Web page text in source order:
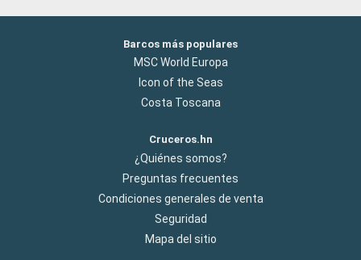
Barcos más populares
MSC World Europa
Icon of the Seas
Costa Toscana
Cruceros.hn
¿Quiénes somos?
Preguntas frecuentes
Condiciones generales de venta
Seguridad
Mapa del sitio